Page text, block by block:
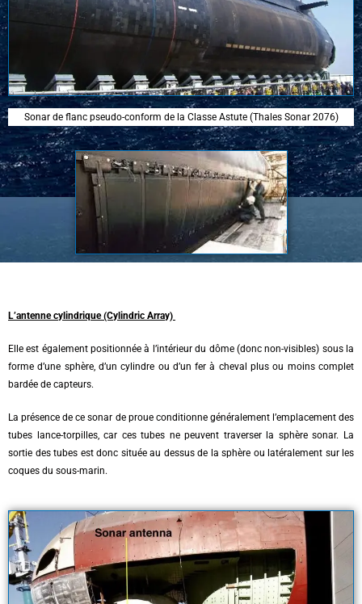
Sonar de flanc pseudo-conform de la Classe Astute (Thales Sonar 2076)
L’antenne cylindrique (Cylindric Array)
Elle est également positionnée à l’intérieur du dôme (donc non-visibles) sous la
forme d’une sphère, d’un cylindre ou d’un fer à cheval plus ou moins complet
bardée de capteurs.
La présence de ce sonar de proue conditionne généralement l’emplacement des
tubes lance-torpilles, car ces tubes ne peuvent traverser la sphère sonar. La
sortie des tubes est donc située au dessus de la sphère ou latéralement sur les
coques du sous-marin.